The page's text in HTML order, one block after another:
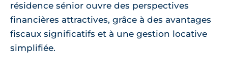
résidence sénior ouvre des perspectives
financières attractives, grâce à des avantages
fiscaux significatifs et à une gestion locative
simplifiée.